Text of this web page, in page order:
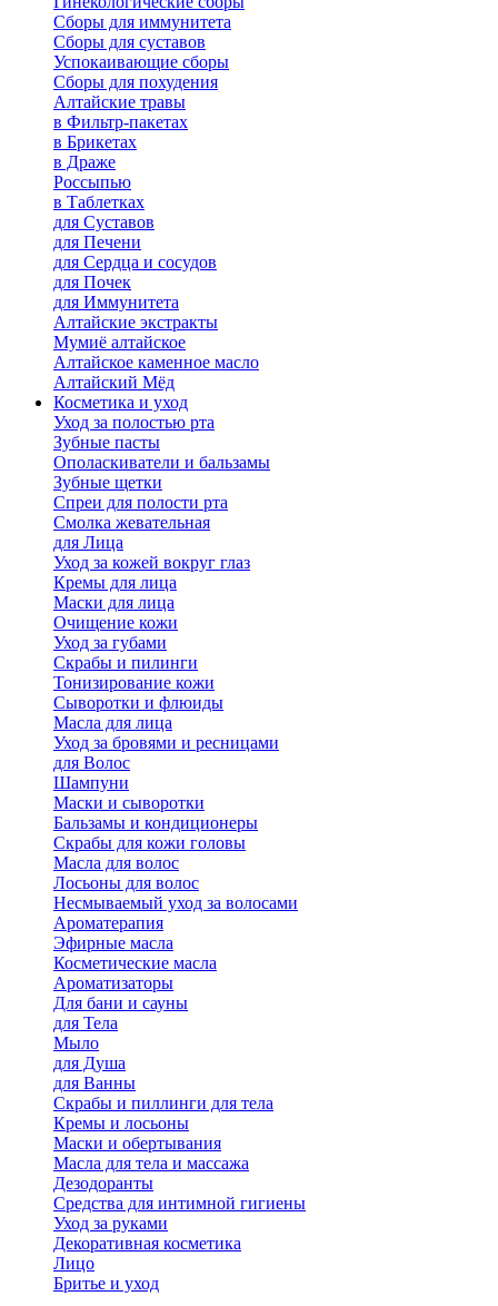
Сборы для иммунитета
Сборы для суставов
Успокаивающие сборы
Сборы для похудения
Алтайские травы
в Фильтр-пакетах
в Брикетах
в Драже
Россыпью
в Таблетках
для Cуставов
для Печени
для Сердца и сосудов
для Почек
для Иммунитета
Алтайские экстракты
Мумиё алтайское
Алтайское каменное масло
Алтайский Мёд
Косметика и уход
Уход за полостью рта
Зубные пасты
Ополаскиватели и бальзамы
Зубные щетки
Спреи для полости рта
Смолка жевательная
для Лица
Уход за кожей вокруг глаз
Кремы для лица
Маски для лица
Очищение кожи
Уход за губами
Скрабы и пилинги
Тонизирование кожи
Сыворотки и флюиды
Масла для лица
Уход за бровями и ресницами
для Волос
Шампуни
Маски и сыворотки
Бальзамы и кондиционеры
Скрабы для кожи головы
Масла для волос
Лосьоны для волос
Несмываемый уход за волосами
Ароматерапия
Эфирные масла
Косметические масла
Ароматизаторы
Для бани и сауны
для Тела
Мыло
для Душа
для Ванны
Скрабы и пиллинги для тела
Кремы и лосьоны
Маски и обертывания
Масла для тела и массажа
Дезодоранты
Средства для интимной гигиены
Уход за руками
Декоративная косметика
Лицо
Бритье и уход